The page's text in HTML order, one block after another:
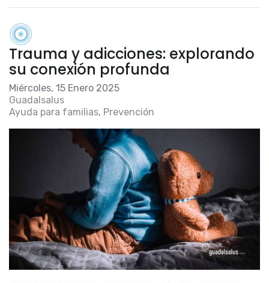
Trauma y adicciones: explorando
su conexión profunda
Miércoles, 15 Enero 2025
Guadalsalus
Ayuda para familias Prevención